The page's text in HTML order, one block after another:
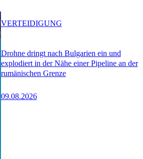
Drohne dringt nach Bulgarien ein und
explodiert in der Nähe einer Pipeline an der
rumänischen Grenze
09.08.2026
VERTEIDIGUNG